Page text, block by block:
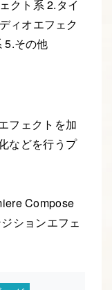
クト系 2.タイ
ィオエフェク
5.その他
フェクトを加
などを行うプ
Compose
ションエフェ